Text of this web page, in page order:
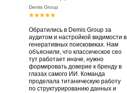
Demis Group
Обратились в Demis Group за
аудитом и настройкой видимости в
генеративных поисковиках. Нам
объяснили, что классическое сео
тут работает иначе, нужно
формировать доверие к бренду в
глазах самого ИИ. Команда
проделала титаническую работу
по структурированию данных и